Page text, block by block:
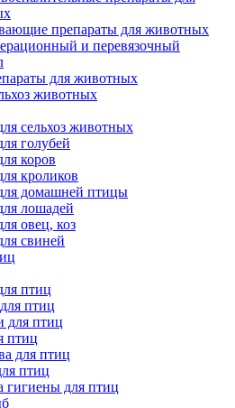
препараты для животных
и перевязочный
для животных
животных
сельхоз животных
голубей
коров
кроликов
домашней птицы
лошадей
овец, коз
свиней
птиц
птиц
для птиц
птиц
для птиц
птиц
гигиены для птиц